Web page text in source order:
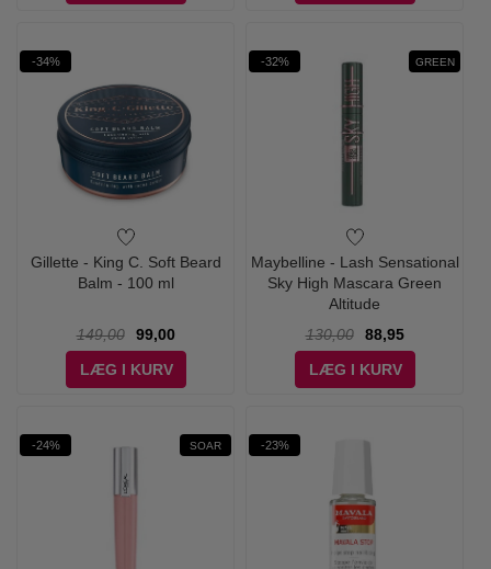
-34%
Gillette - King C. Soft Beard
Balm - 100 ml
149,00
99,00
LÆG I KURV
-32% GREEN
Maybelline - Lash Sensational
Sky High Mascara Green
Altitude
130,00
88,95
LÆG I KURV
-24% SOAR -23%